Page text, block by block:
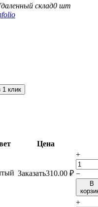
склад0 шт
1 клик
Цена
Заказать310.00 ₽
+
−
В
+